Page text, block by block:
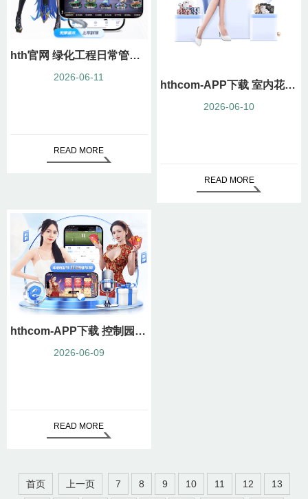
hth官网 绿化工程日常管护要干什么
2026-06-11
READ MORE
hthcom-APP下载 室内花园别墅绿化工程施工方案
2026-06-10
READ MORE
hthcom-APP下载 控制园林噪音污染：优化城市环境质量
2026-06-09
READ MORE
首页 上一页 7 8 9 10 11 12 13